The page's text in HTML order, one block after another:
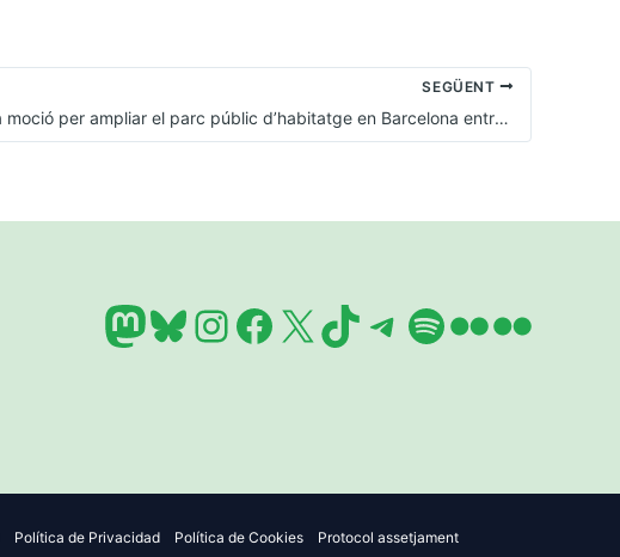
SEGÜENT
La moció per ampliar el parc públic d’habitatge en Barcelona entra en el ple de l’Ajuntament
Mastodon
Bluesky
Instagram
Facebook
X TikTok
Telegram
Spotify
FlickrFlickr
Política de Privacidad Política de Cookies Protocol assetjament